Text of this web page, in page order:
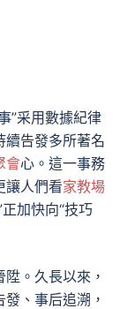
”采用數據紀律
續告發多所著名
會心。這一事務
讓人們看家教場
加快向“技巧
。久長以來，
發、事后追溯，